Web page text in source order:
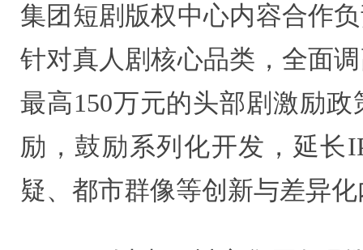
集团短剧版权中心内容合作
针对真人剧核心品类，全面
最高150万元的头部剧激励
励，鼓励系列化开发，延长
疑、都市群像等创新与差异